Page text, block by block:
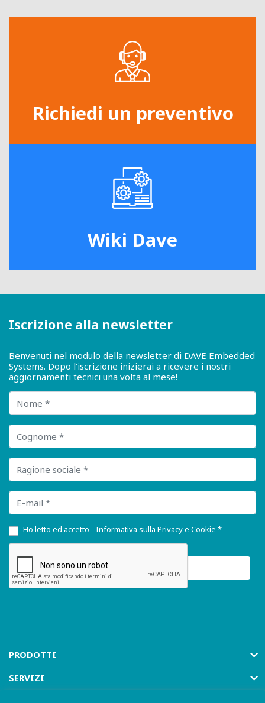
Richiedi un preventivo
Wiki Dave
Iscrizione alla newsletter
Benvenuti nel modulo della newsletter di DAVE Embedded
Systems. Dopo l'iscrizione inizierai a ricevere i nostri
aggiornamenti tecnici una volta al mese!
Nome
Cognome
Ragione sociale
E-mail
Ho letto ed accetto - Informativa sulla Privacy e Cookie *
PRODOTTI
SERVIZI